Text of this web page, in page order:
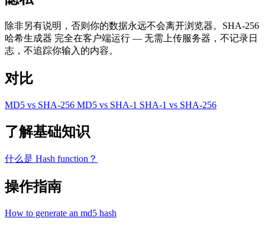
除非另有说明，否则你的数据永远不会离开浏览器。SHA-256
哈希生成器 完全在客户端运行 — 无需上传服务器，不记录日
志，不追踪你输入的内容。
对比
MD5 vs SHA-256 MD5 vs SHA-1 SHA-1 vs SHA-256
了解基础知识
什么是 Hash function？
操作指南
How to generate an md5 hash